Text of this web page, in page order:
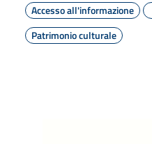
Accesso all'informazione
Patrimonio culturale